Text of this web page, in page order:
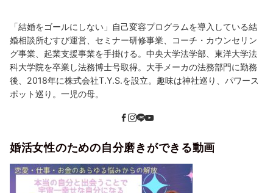
「結婚をゴールにしない」自己変容プログラムを導入している結
婚相談所むすび運営、セミナー研修事業、コーチ・カウンセリン
グ事業、起業支援事業を手掛ける。中央大学法学部、東洋大学法
科大学院を卒業し法務博士号取得。大手メーカの法務部門に勤務
後、2018年に株式会社T.Y.S.を設立。趣味は神社巡り、パワース
ポット巡り。一児の母。
婚活女性のための自分磨きができる動画